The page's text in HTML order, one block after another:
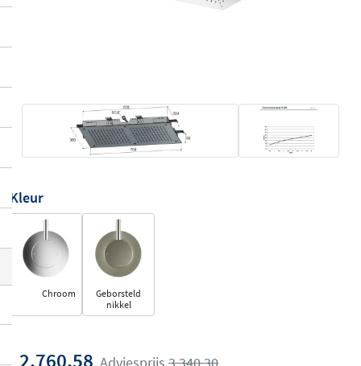
Kleur
Chroom
Geborsteld
nikkel
2.760,58